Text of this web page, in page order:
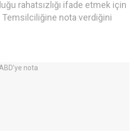
rahatsızlığı ifade etmek için
Temsilciliğine nota verdiğini